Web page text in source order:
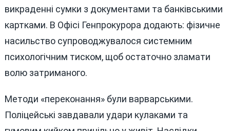
викраденні сумки з документами та банківськими
картками. В Офісі Генпрокурора додають: фізичне
насильство супроводжувалося системним
психологічним тиском, щоб остаточно зламати
волю затриманого.
Методи «переконання» були варварськими.
Поліцейські завдавали удари кулаками та